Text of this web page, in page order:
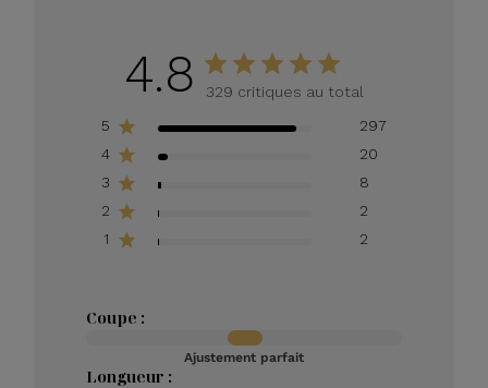
4.8
329 critiques au total
5
297
4
20
3
8
2
2
1
2
Coupe :
Ajustement parfait
Longueur :